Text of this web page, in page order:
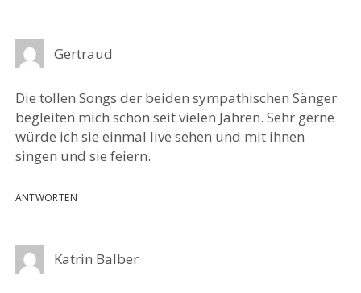
Gertraud
Die tollen Songs der beiden sympathischen Sänger
begleiten mich schon seit vielen Jahren. Sehr gerne
würde ich sie einmal live sehen und mit ihnen
singen und sie feiern.
ANTWORTEN
Katrin Balber